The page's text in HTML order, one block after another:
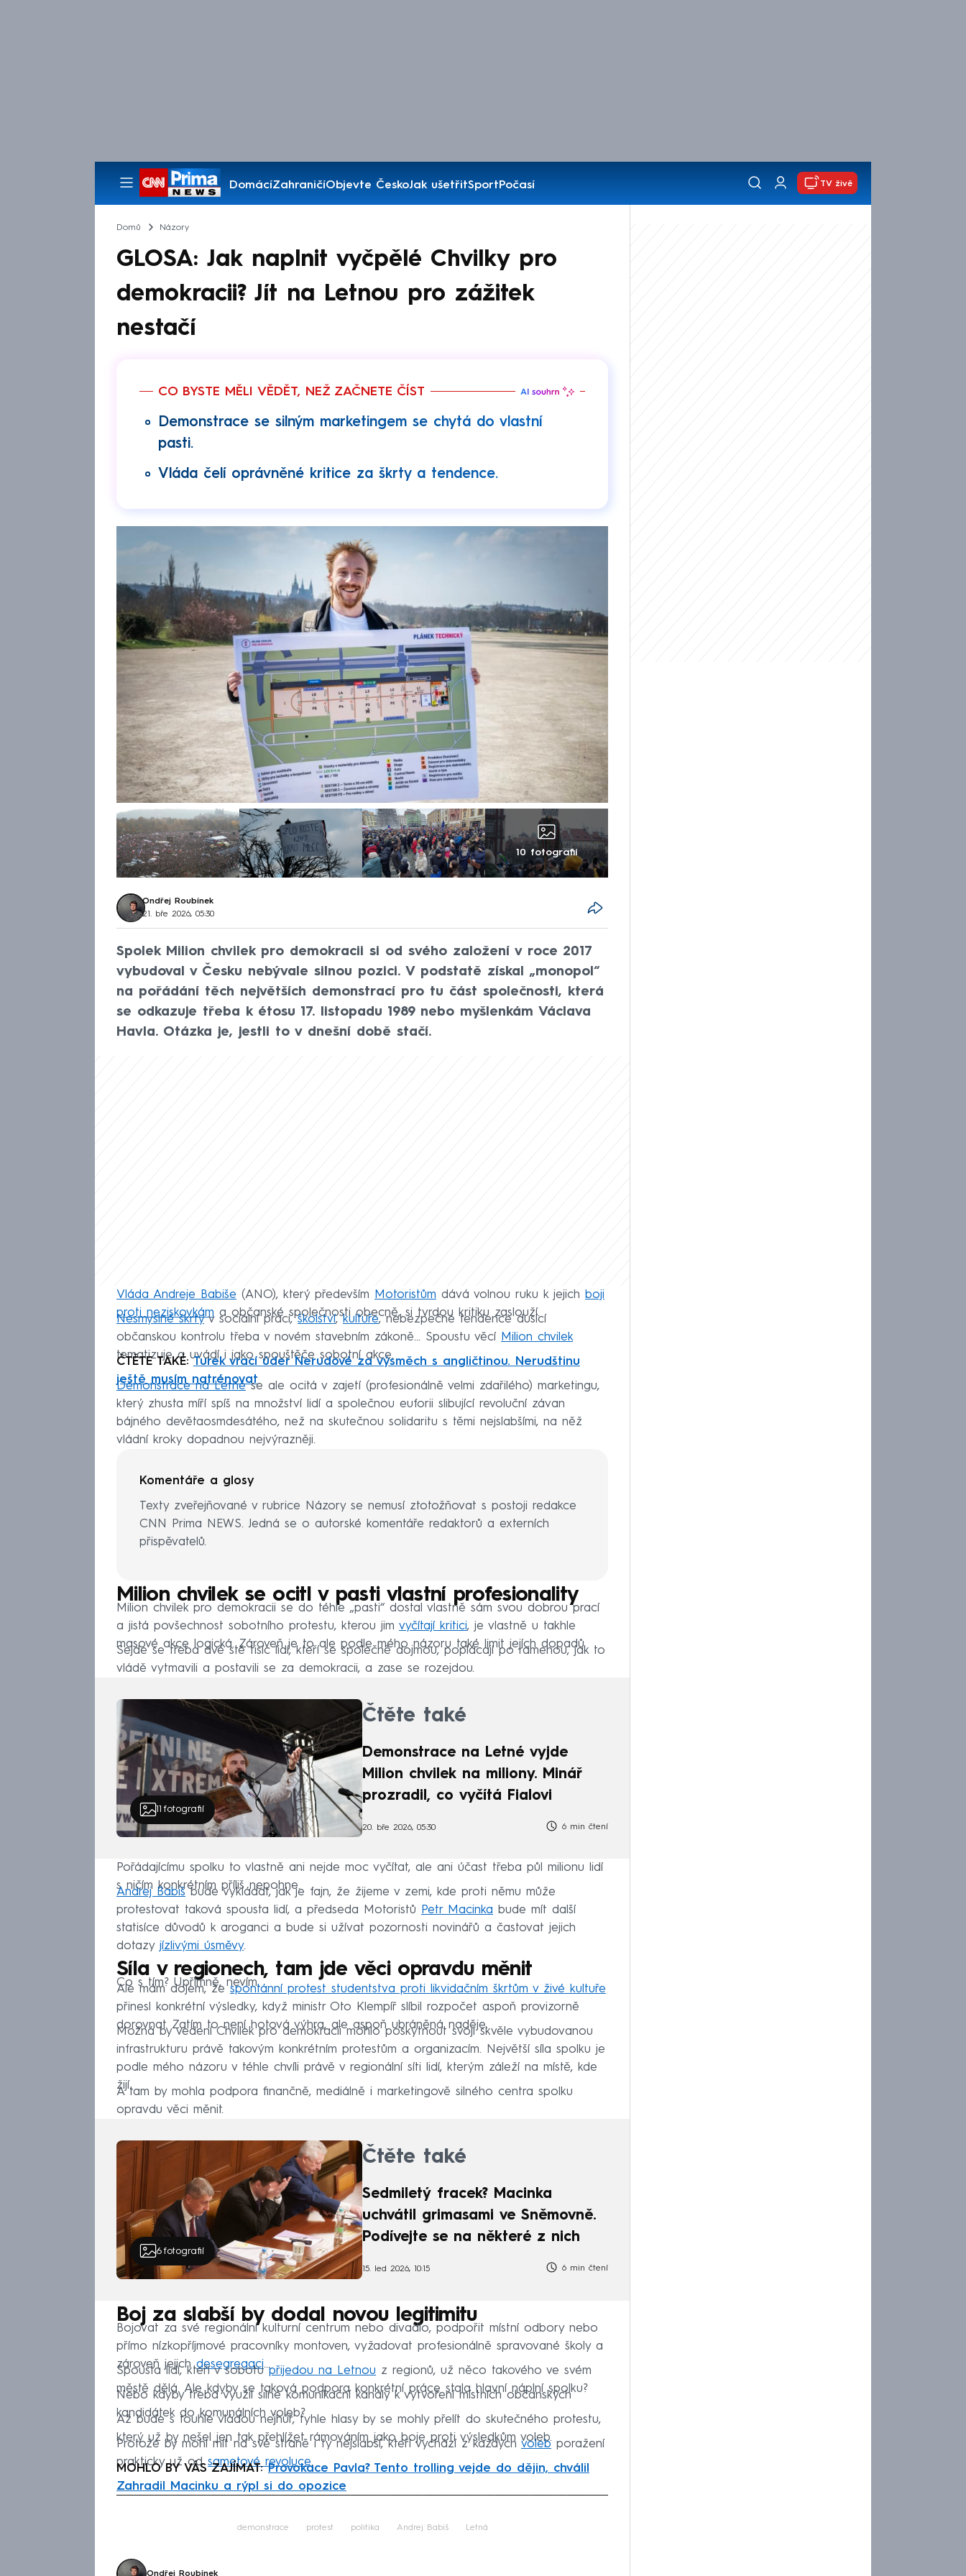
DomácíZahraničíObjevte ČeskoJak ušetřitSportPočasí
Pořady
TV živě
Domů Názory
GLOSA: Jak naplnit vyčpělé Chvilky pro
demokracii? Jít na Letnou pro zážitek
nestačí
CO BYSTE MĚLI VĚDĚT, NEŽ ZAČNETE ČÍST
Demonstrace se silným marketingem se chytá do vlastní
pasti.
Vláda čelí oprávněné kritice za škrty a tendence.
10 fotografií
Ondřej Roubínek
21. bře 2026, 05:30
Spolek Milion chvilek pro demokracii si od svého založení v roce 2017
vybudoval v Česku nebývale silnou pozici. V podstatě získal „monopol“
na pořádání těch největších demonstrací pro tu část společnosti, která
se odkazuje třeba k étosu 17. listopadu 1989 nebo myšlenkám Václava
Havla. Otázka je, jestli to v dnešní době stačí.
Vláda Andreje Babiše (ANO), který především Motoristům dává volnou ruku k jejich boji
proti neziskovkám a občanské společnosti obecně, si tvrdou kritiku zaslouží.
Nesmyslné škrtyv sociální práci,školství,kultuře, nebezpečné tendence dusící
občanskou kontrolu třeba v novém stavebním zákoně… Spoustu věcí Milion chvilek
tematizuje a uvádí i jako spouštěče sobotní akce.
ČTĚTE TAKÉ:Turek vrací úder Nerudové za výsměch s angličtinou. Nerudštinu
ještě musím natrénovat
Demonstrace na Letnése ale ocitá v zajetí (profesionálně velmi zdařilého) marketingu,
který zhusta míří spíš na množství lidí a společnou euforii slibující revoluční závan
bájného devětaosmdesátého, než na skutečnou solidaritu s těmi nejslabšími, na něž
vládní kroky dopadnou nejvýrazněji.
Komentáře a glosy
Texty zveřejňované v rubrice Názory se nemusí ztotožňovat s postoji redakce
CNN Prima NEWS. Jedná se o autorské komentáře redaktorů a externích
přispěvatelů.
Milion chvilek se ocitl v pasti vlastní profesionality
Milion chvilek pro demokracii se do téhle „pasti“ dostal vlastně sám svou dobrou prací
a jistá povšechnost sobotního protestu, kterou jim vyčítají kritici, je vlastně u takhle
masové akce logická. Zároveň je to ale podle mého názoru také limit jejích dopadů.
Sejde se třeba dvě stě tisíc lidí, kteří se společně dojmou, poplácají po ramenou, jak to
vládě vytmavili a postavili se za demokracii, a zase se rozejdou.
11 fotografií
Čtěte také
Demonstrace na Letné vyjde
Milion chvilek na miliony. Minář
prozradil, co vyčítá Fialovi
20. bře 2026, 05:30 6 min čtení
Pořádajícímu spolku to vlastně ani nejde moc vyčítat, ale ani účast třeba půl milionu lidí
s ničím konkrétním příliš nepohne.
Andrej Babiš bude vykládat, jak je fajn, že žijeme v zemi, kde proti němu může
protestovat taková spousta lidí, a předseda Motoristů
Petr Macinka bude mít další
statisíce důvodů k aroganci a bude si užívat pozornosti novinářů a častovat jejich
dotazy jízlivými úsměvy.
Síla v regionech, tam jde věci opravdu měnit
Co s tím? Upřímně, nevím.
Ale mám dojem, žespontánní protest studentstva proti likvidačním škrtům v živé kultuře
přinesl konkrétní výsledky, když ministr Oto Klempíř slíbil rozpočet aspoň provizorně
dorovnat. Zatím to není hotová výhra, ale aspoň ubráněná naděje.
Možná by vedení Chvilek pro demokracii mohlo poskytnout svoji skvěle vybudovanou
infrastrukturu právě takovým konkrétním protestům a organizacím. Největší síla spolku je
podle mého názoru v téhle chvíli právě v regionální síti lidí, kterým záleží na místě, kde
žijí.
A tam by mohla podpora finančně, mediálně i marketingově silného centra spolku
opravdu věci měnit.
6fotografií
Čtěte také
Sedmiletý fracek? Macinka
uchvátil grimasami ve Sněmovně.
Podívejte se na některé z nich
15. led 2026, 10:15 6 min čtení
Boj za slabší by dodal novou legitimitu
Bojovat za své regionální kulturní centrum nebo divadlo, podpořit místní odbory nebo
přímo nízkopříjmové pracovníky montoven, vyžadovat profesionálně spravované školy a
zároveň jejichdesegregaci…
Spousta lidí, kteří v sobotupřijedou na Letnou z regionů, už něco takového ve svém
městě dělá. Ale kdyby se taková podpora konkrétní práce stala hlavní náplní spolku?
Nebo kdyby třeba využil silné komunikační kanály k vytvoření místních občanských
kandidátek do komunálních voleb?
Až bude s touhle vládou nejhůř, tyhle hlasy by se mohly přelít do skutečného protestu,
který už by nešel jen tak přehlížet rámováním jako boje proti výsledkům voleb.
Protože by mohl mít na své straně i ty nejslabší, kteří vychází z každých volebporažení
prakticky už odsametové revoluce.
MOHLO BY VÁS ZAJÍMAT:Provokace Pavla? Tento trolling vejde do dějin, chválil
Zahradil Macinku a rýpl si do opozice
demonstrace protest politika Andrej Babiš Letná
Ondřej Roubínek